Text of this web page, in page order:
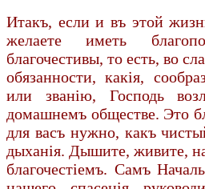
Итакъ, если и въ этой
желаете иметь
благочестивы, то есть, во
обязанности, какiя,
или званiю, Господь
домашнемъ обществе. Это
для васъ нужно, какъ
дыханiя. Дышите, живите,
благочестiемъ. Самъ